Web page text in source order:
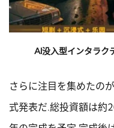
AI没入型インタラク
さらに注目を集めたの
式発表だ.総投資額は約